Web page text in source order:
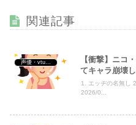
Powered by livedoor 相互
関連記事
声優・vtuber・アニメ漫画ゲーム
【衝撃】ニコ
てキャラ崩壊
1. エッヂの名無し
2026/0...